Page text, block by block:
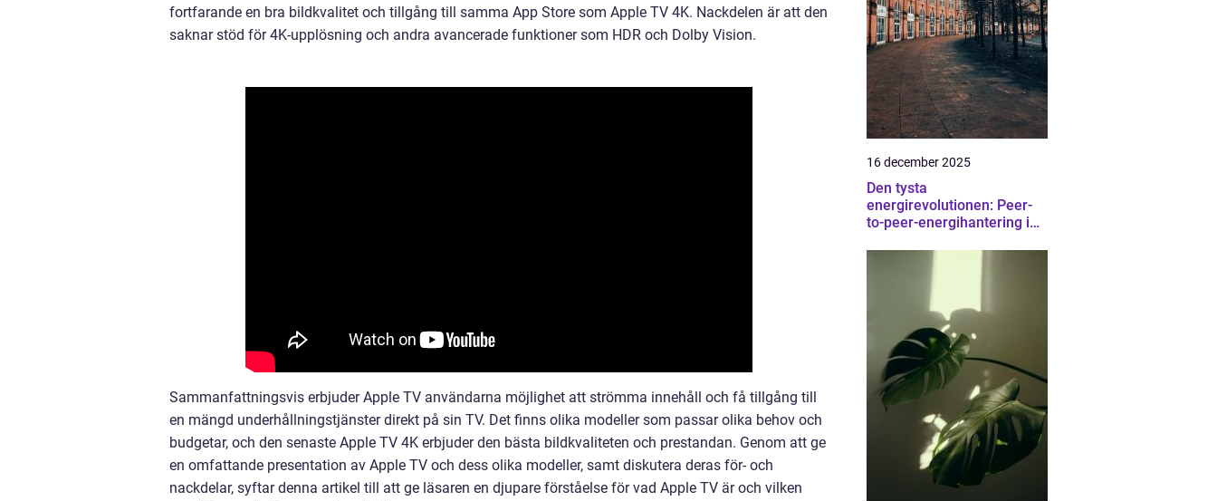
fortfarande en bra bildkvalitet och tillgång till samma App Store som Apple TV 4K. Nackdelen är att den
saknar stöd för 4K-upplösning och andra avancerade funktioner som HDR och Dolby Vision.
Sammanfattningsvis erbjuder Apple TV användarna möjlighet att strömma innehåll och få tillgång till
en mängd underhållningstjänster direkt på sin TV. Det finns olika modeller som passar olika behov och
budgetar, och den senaste Apple TV 4K erbjuder den bästa bildkvaliteten och prestandan. Genom att ge
en omfattande presentation av Apple TV och dess olika modeller, samt diskutera deras för- och
nackdelar, syftar denna artikel till att ge läsaren en djupare förståelse för vad Apple TV är och vilken
16 december 2025
Den tysta
energirevolutionen: Peer-
to-peer-energihantering i